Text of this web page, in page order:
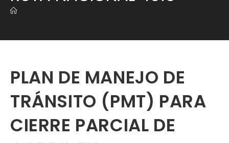
PLAN DE MANEJO DE
TRÁNSITO (PMT) PARA
CIERRE PARCIAL DE